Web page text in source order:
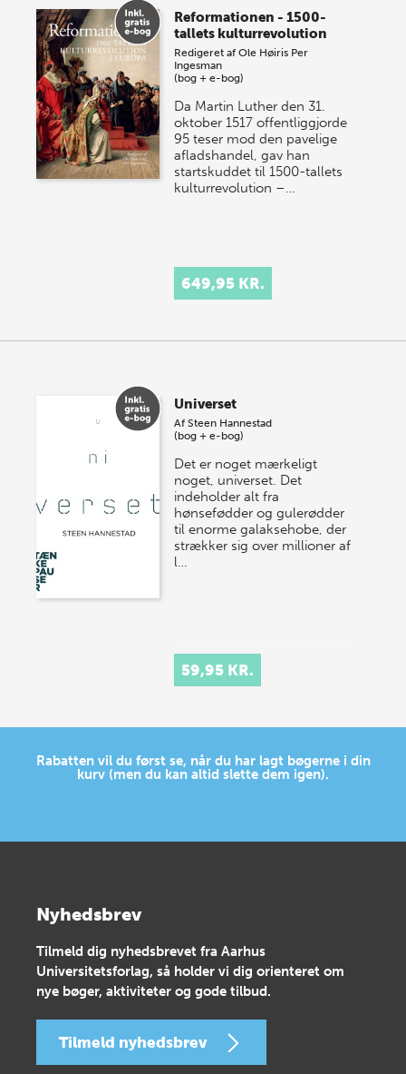
Reformationen - 1500-
tallets kulturrevolution
Redigeret afOle Høiris Per
Ingesman
(bog + e-bog)
Da Martin Luther den 31.
oktober 1517 offentliggjorde
95 teser mod den pavelige
afladshandel, gav han
startskuddet til 1500-tallets
kulturrevolution –…
649,95 KR.
Universet
AfSteen Hannestad
(bog + e-bog)
Det er noget mærkeligt
noget, universet. Det
indeholder alt fra
hønsefødder og gulerødder
til enorme galaksehobe, der
strækker sig over millioner af
l…
59,95 KR.
Rabatten vil du først se, når du har lagt bøgerne i din
kurv (men du kan altid slette dem igen).
Nyhedsbrev
Tilmeld dig nyhedsbrevet fra Aarhus
Universitetsforlag, så holder vi dig orienteret om
nye bøger, aktiviteter og gode tilbud.
Tilmeld nyhedsbrev